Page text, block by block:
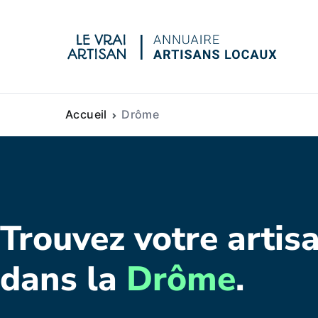
Accueil Drôme
Trouvez votre
dans la Drôme.